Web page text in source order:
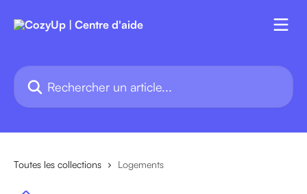
Rechercher un article...
Toutes les collections Logements